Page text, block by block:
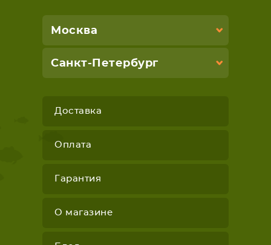
Москва
Санкт-Петербург
Доставка
Оплата
Гарантия
О магазине